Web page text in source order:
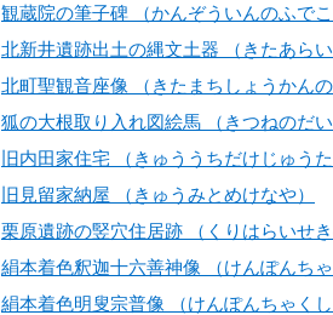
観蔵院の筆子碑 （かんぞういんのふでこ
北新井遺跡出土の縄文土器 （きたあら
北町聖観音座像 （きたまちしょうかんの
狐の大根取り入れ図絵馬 （きつねのだ
旧内田家住宅 （きゅううちだけじゅうた
旧見留家納屋 （きゅうみとめけなや）
栗原遺跡の竪穴住居跡 （くりはらいせ
絹本着色釈迦十六善神像 （けんぽんち
絹本着色明叟宗普像 （けんぽんちゃく